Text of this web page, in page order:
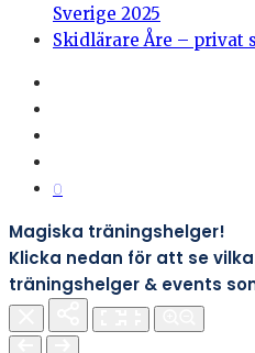
Sverige 2025
Skidlärare Åre – privat
0
Magiska träningshelger!
Klicka nedan för att se
träningshelger & events